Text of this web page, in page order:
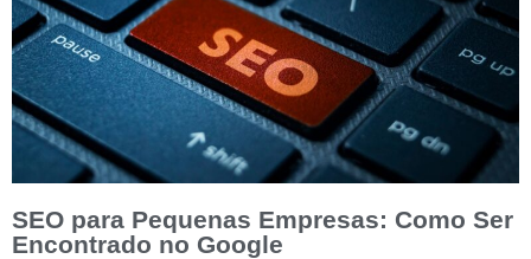
SEO para Pequenas Empresas: Como Ser
Encontrado no Google